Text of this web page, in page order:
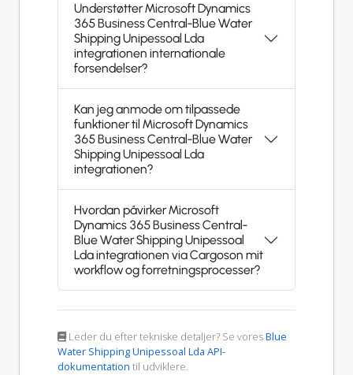
Understøtter Microsoft Dynamics
365 Business Central-Blue Water
Shipping Unipessoal Lda
integrationen internationale
forsendelser?
Kan jeg anmode om tilpassede
funktioner til Microsoft Dynamics
365 Business Central-Blue Water
Shipping Unipessoal Lda
integrationen?
Hvordan påvirker Microsoft
Dynamics 365 Business Central-
Blue Water Shipping Unipessoal
Lda integrationen via Cargoson mit
workflow og forretningsprocesser?
Leder du efter tekniske detaljer? Se voresBlue
Water Shipping Unipessoal Lda API-
dokumentation til udviklere.